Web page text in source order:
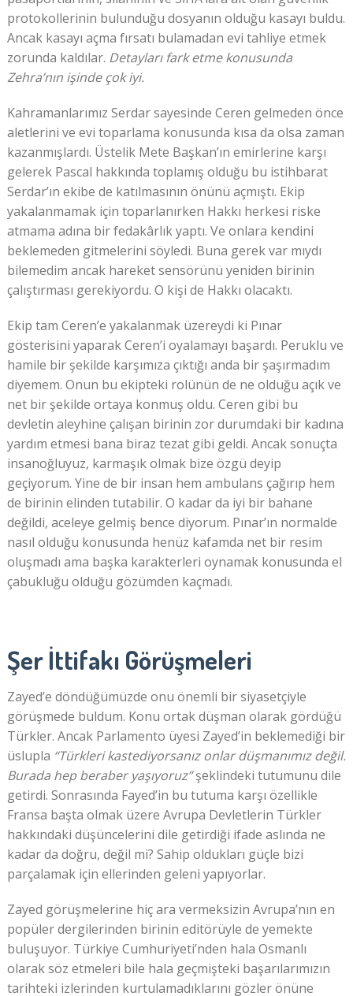
protokollerinin bulunduğu dosyanın olduğu kasayı buldu.
Ancak kasayı açma fırsatı bulamadan evi tahliye etmek
zorunda kaldılar. Detayları fark etme konusunda
Zehra’nın işinde çok iyi.
Kahramanlarımız Serdar sayesinde Ceren gelmeden önce
aletlerini ve evi toparlama konusunda kısa da olsa zaman
kazanmışlardı. Üstelik Mete Başkan’ın emirlerine karşı
gelerek Pascal hakkında toplamış olduğu bu istihbarat
Serdar’ın ekibe de katılmasının önünü açmıştı. Ekip
yakalanmamak için toparlanırken Hakkı herkesi riske
atmama adına bir fedakârlık yaptı. Ve onlara kendini
beklemeden gitmelerini söyledi. Buna gerek var mıydı
bilemedim ancak hareket sensörünü yeniden birinin
çalıştırması gerekiyordu. O kişi de Hakkı olacaktı.
Ekip tam Ceren’e yakalanmak üzereydi ki Pınar
gösterisini yaparak Ceren’i oyalamayı başardı. Peruklu ve
hamile bir şekilde karşımıza çıktığı anda bir şaşırmadım
diyemem. Onun bu ekipteki rolünün de ne olduğu açık ve
net bir şekilde ortaya konmuş oldu. Ceren gibi bu
devletin aleyhine çalışan birinin zor durumdaki bir kadına
yardım etmesi bana biraz tezat gibi geldi. Ancak sonuçta
insanoğluyuz, karmaşık olmak bize özgü deyip
geçiyorum. Yine de bir insan hem ambulans çağırıp hem
de birinin elinden tutabilir. O kadar da iyi bir bahane
değildi, aceleye gelmiş bence diyorum. Pınar’ın normalde
nasıl olduğu konusunda henüz kafamda net bir resim
oluşmadı ama başka karakterleri oynamak konusunda el
çabukluğu olduğu gözümden kaçmadı.
Şer İttifakı Görüşmeleri
Zayed’e döndüğümüzde onu önemli bir siyasetçiyle
görüşmede buldum. Konu ortak düşman olarak gördüğü
Türkler. Ancak Parlamento üyesi Zayed’in beklemediği bir
üslupla “Türkleri kastediyorsanız onlar düşmanımız değil.
Burada hep beraber yaşıyoruz”şeklindeki tutumunu dile
getirdi. Sonrasında Fayed’in bu tutuma karşı özellikle
Fransa başta olmak üzere Avrupa Devletlerin Türkler
hakkındaki düşüncelerini dile getirdiği ifade aslında ne
kadar da doğru, değil mi? Sahip oldukları güçle bizi
parçalamak için ellerinden geleni yapıyorlar.
Zayed görüşmelerine hiç ara vermeksizin Avrupa’nın en
popüler dergilerinden birinin editörüyle de yemekte
buluşuyor. Türkiye Cumhuriyeti’nden hala Osmanlı
olarak söz etmeleri bile hala geçmişteki başarılarımızın
tarihteki izlerinden kurtulamadıklarını gözler önüne